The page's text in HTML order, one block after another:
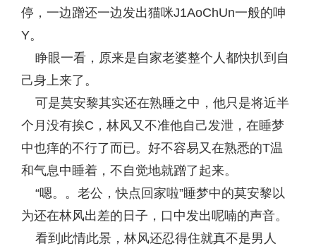
停，一边蹭还一边发出猫咪J1AoChUn一般的呻
Y。
睁眼一看，原来是自家老婆整个人都快扒到自
己身上来了。
可是莫安黎其实还在熟睡之中，他只是将近半
个月没有挨C，林风又不准他自己发泄，在睡梦
中也痒的不行了而已。好不容易又在熟悉的T温
和气息中睡着，不自觉地就蹭了起来。
“嗯。。老公，快点回家啦”睡梦中的莫安黎以
为还在林风出差的日子，口中发出呢喃的声音。
看到此情此景，林风还忍得住就真不是男人